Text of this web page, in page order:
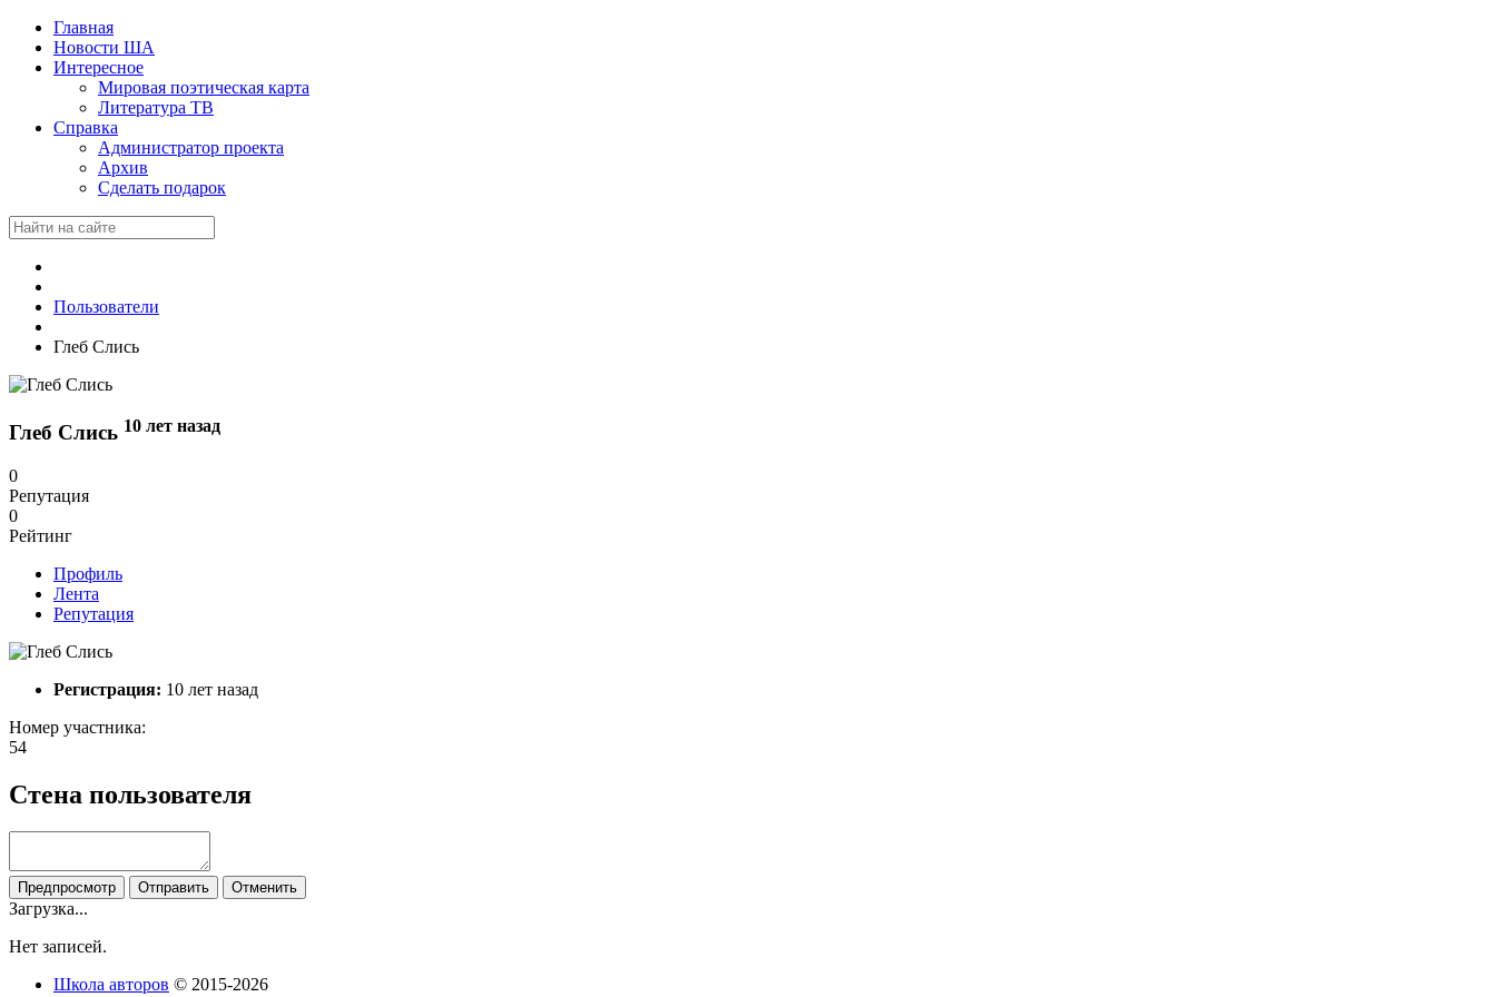
Главная
Новости ША
Интересное
Мировая поэтическая карта
Литература ТВ
Справка
Администратор проекта
Архив
Сделать подарок
Пользователи
Глеб Слись
Глеб Слись 10 лет назад
0
Репутация
0
Рейтинг
Профиль
Лента
Репутация
Регистрация: 10 лет назад
Номер участника:
54
Стена пользователя
Загрузка...
Нет записей.
Школа авторов © 2015-2026